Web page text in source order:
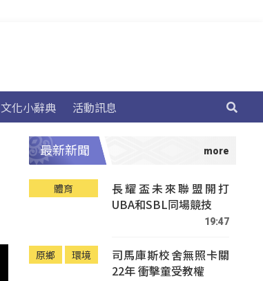
文化小辭典 活動訊息
最新新聞
體育
長耀盃未來聯盟開打
UBA和SBL同場競技
19:47
原鄉 環境
司馬庫斯校舍無照卡關
22年 衝擊童受教權